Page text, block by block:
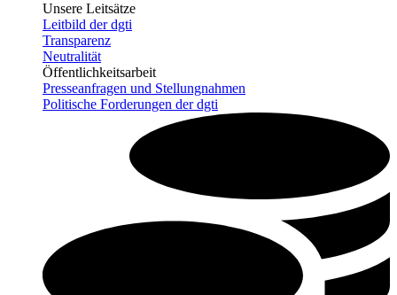
Unsere Leitsätze
Leitbild der dgti
Transparenz
Neutralität
Öffentlichkeitsarbeit
Presseanfragen und Stellungnahmen
Politische Forderungen der dgti